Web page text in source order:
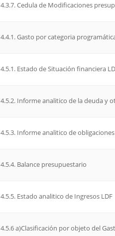
4.3.7. Cedula de Modificaciones
4.4.1. Gasto por categoria
4.5.1. Estado de Situación financiera
4.5.2. Informe analitico de la deuda y
4.5.3. Informe analitico de
4.5.4. Balance presupuestario
4.5.5. Estado analitico de Ingresos LDF
4.5.6 a)Clasificación por objeto del